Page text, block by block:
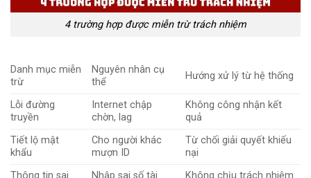
4 trường hợp được miễn trừ trách nhiệm
Danh mục miễn
trừ
Nguyên nhân cụ
thể
Hướng xử lý từ hệ thống
Lỗi đường
truyền
Internet chập
chờn, lag
Không công nhận kết
quả
Tiết lộ mật
khẩu
Cho người khác
mượn ID
Từ chối giải quyết khiếu
nại
Thông tin sai
Nhập sai số tài
Không chịu trách nhiệm